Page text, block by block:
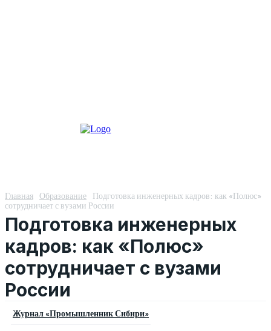
Главная Образование
Подготовка инженерных кадров: как «Полюс»
сотрудничает с вузами России
Подготовка инженерных
кадров: как «Полюс»
сотрудничает с вузами
России
Журнал «Промышленник Сибири»